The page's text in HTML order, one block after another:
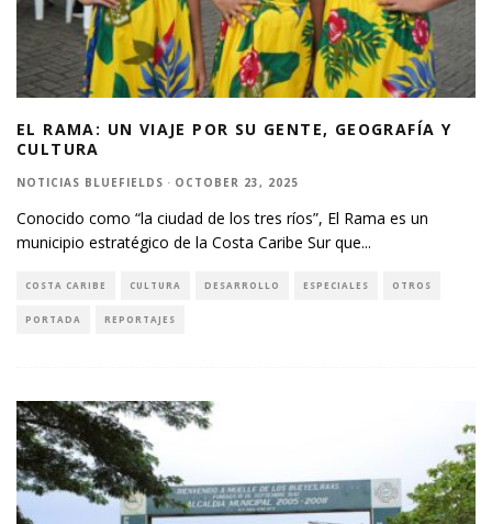
EL RAMA: UN VIAJE POR SU GENTE, GEOGRAFÍA Y
CULTURA
NOTICIAS BLUEFIELDS · OCTOBER 23, 2025
Conocido como “la ciudad de los tres ríos”, El Rama es un
municipio estratégico de la Costa Caribe Sur que...
COSTA CARIBE CULTURA DESARROLLO ESPECIALES OTROS
PORTADA REPORTAJES